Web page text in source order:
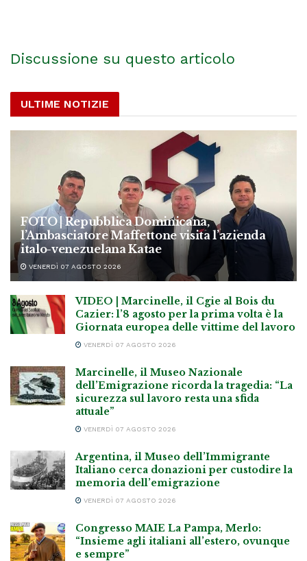
Discussione su questo articolo
ULTIME NOTIZIE
FOTO | Repubblica Dominicana,
l’Ambasciatore Maffettone visita l’azienda
italo-venezuelana Katae
VENERDÌ 07 AGOSTO 2026
VIDEO | Marcinelle, il Cgie al Bois du
Cazier: l’8 agosto per la prima volta è la
Giornata europea delle vittime del lavoro
VENERDÌ 07 AGOSTO 2026
Marcinelle, il Museo Nazionale
dell’Emigrazione ricorda la tragedia: “La
sicurezza sul lavoro resta una sfida
attuale”
VENERDÌ 07 AGOSTO 2026
Argentina, il Museo dell’Immigrante
Italiano cerca donazioni per custodire la
memoria dell’emigrazione
VENERDÌ 07 AGOSTO 2026
Congresso MAIE La Pampa, Merlo:
“Insieme agli italiani all’estero, ovunque
e sempre”